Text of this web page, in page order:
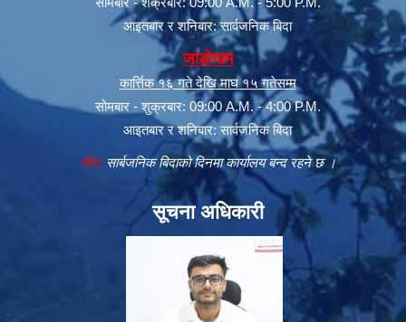
आइतबार र शनिबार: सार्वजनिक बिदा
जाडोयाम
कार्त्तिक १६ गते देखि माघ १५ गतेसम्म
सोमबार - शुक्रबार: 09:00 A.M. - 4:00 P.M.
आइतबार र शनिबार: सार्वजनिक बिदा
नोट:सार्बजनिक बिदाको दिनमा कार्यालय बन्द रहने छ ।
सूचना अधिकारी